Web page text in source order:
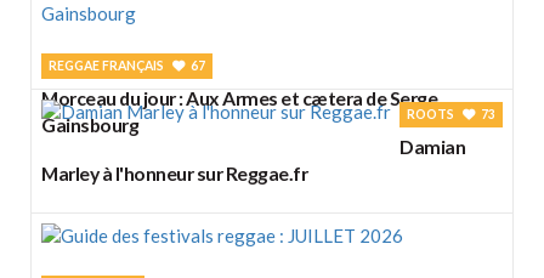
REGGAE FRANÇAIS 67
Morceau du jour : Aux Armes et cætera de Serge
Gainsbourg
ROOTS 73
Damian
Marley à l'honneur sur Reggae.fr